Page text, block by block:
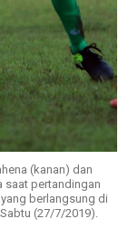
(kanan) dan
saat pertandingan
berlangsung di
(27/7/2019).